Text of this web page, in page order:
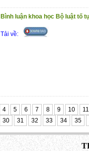
Bình luận khoa học Bộ luật tố
Tải về:
4 5 6 7 8 9 10 11
30 31 32 33 34 35